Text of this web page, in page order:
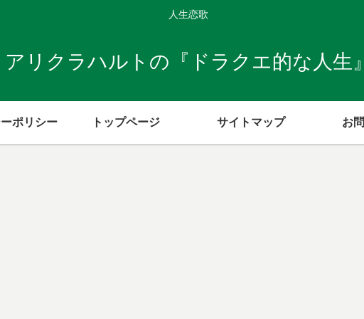
人生恋歌
アリクラハルトの『ドラクエ的な人生』
ポリシー トップページ サイトマップ お